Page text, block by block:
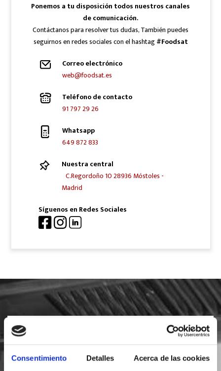
Consentimiento Detalles Acerca de las cookies
Ponemos a tu disposición todos nuestros canales
de comunicación.
Contáctanos para resolver tus dudas, También puedes
seguirnos en redes sociales con el hashtag#Foodsat
Correo electrónico
web@foodsat.es
Teléfono de contacto
91 797 29 26
Whatsapp
649 872 833
Nuestra central
C.Regordoño 10 28936 Móstoles -
Madrid
Síguenos en Redes Sociales
SOLICITA INFORMACIÓN